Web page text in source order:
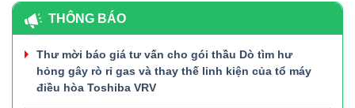
THÔNG BÁO
Thư mời báo giá tư vấn cho gói thầu Dò tìm hư
hỏng gây rò rỉ gas và thay thế linh kiện của tổ máy
điều hòa Toshiba VRV